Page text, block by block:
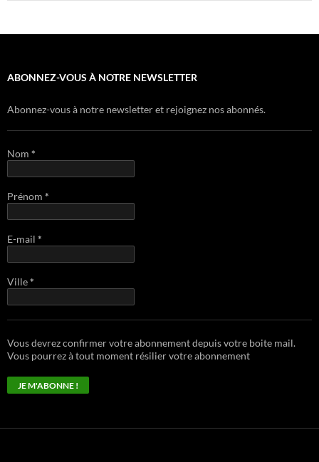
ABONNEZ-VOUS À NOTRE NEWSLETTER
Abonnez-vous à notre newsletter et rejoignez nos abonnés.
Nom *
Prénom *
E-mail *
Ville*
Vous devrez confirmer votre abonnement depuis votre boite mail.
Vous pourrez à tout moment résilier votre abonnement